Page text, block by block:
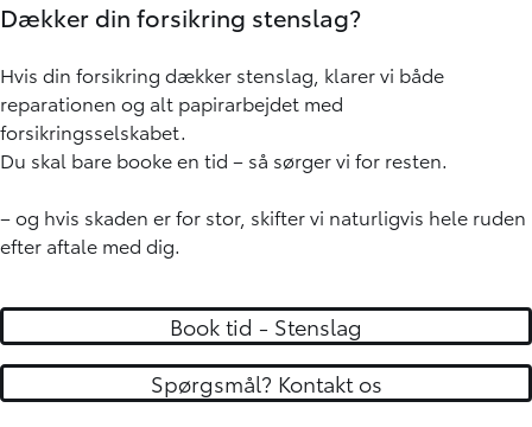
Dækker din forsikring stenslag?
Hvis din forsikring dækker stenslag, klarer vi både
reparationen og alt papirarbejdet med
forsikringsselskabet.
Du skal bare booke en tid – så sørger vi for resten.
– og hvis skaden er for stor, skifter vi naturligvis hele ruden
efter aftale med dig.
Book tid - Stenslag
Spørgsmål? Kontakt os